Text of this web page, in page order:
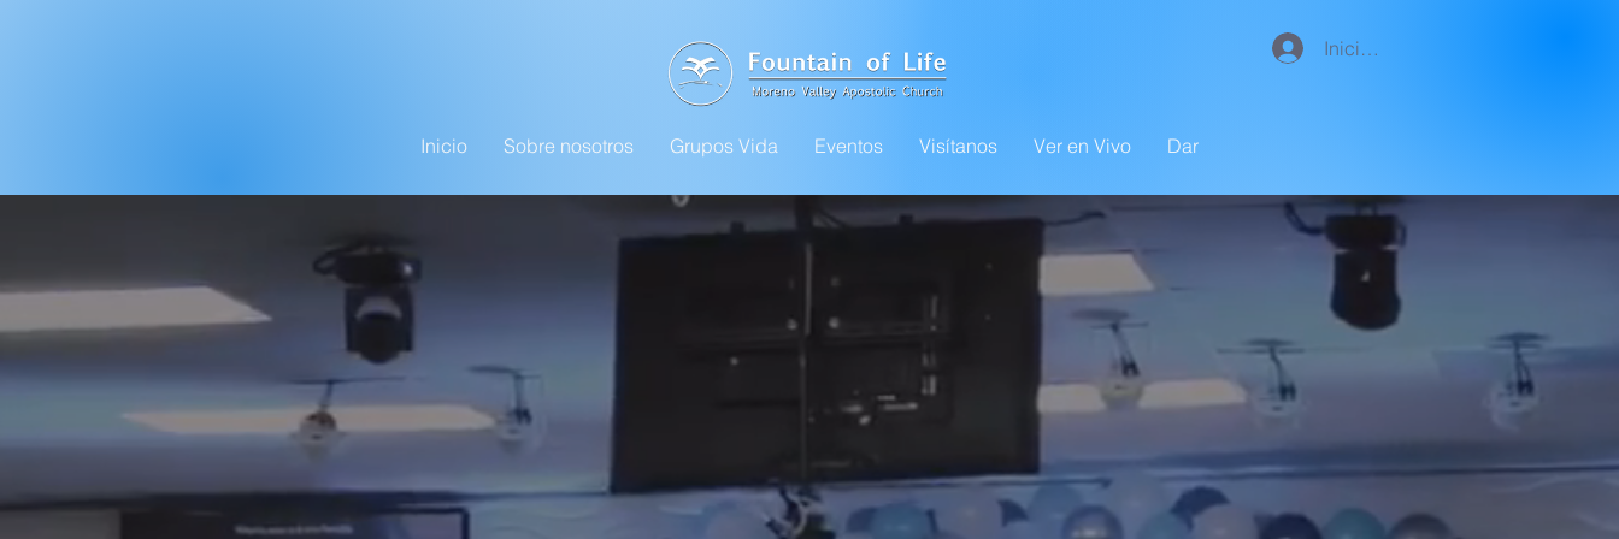
Iniciar sesión
Inicio Sobre nosotros Grupos Vida Eventos Visítanos Ver en Vivo Dar